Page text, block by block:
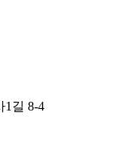
1길 8-4